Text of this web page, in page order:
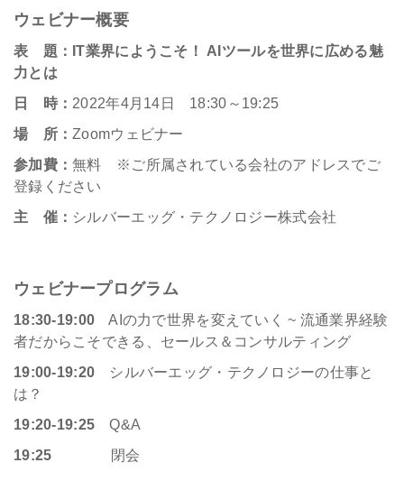
ウェビナー概要
表 題：IT業界にようこそ！ AIツールを世界に広める魅
力とは
日 時： 2022年4月14日 18:30～19:25
場 所：Zoomウェビナー
参加費：無料 ※ご所属されている会社のアドレスでご
登録ください
主 催： シルバーエッグ・テクノロジー株式会社
ウェビナープログラム
18:30-19:00 AIの力で世界を変えていく ~ 流通業界経験
者だからこそできる、セールス＆コンサルティング
19:00-19:20 シルバーエッグ・テクノロジーの仕事と
は？
19:20-19:25 Q&A
19:25 閉会